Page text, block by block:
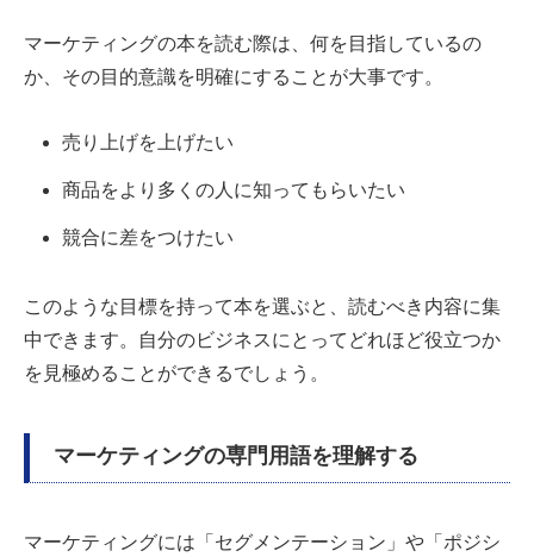
マーケティングの本を読む際は、何を目指しているの
か、その目的意識を明確にすることが大事です。
売り上げを上げたい
商品をより多くの人に知ってもらいたい
競合に差をつけたい
このような目標を持って本を選ぶと、読むべき内容に集
中できます。自分のビジネスにとってどれほど役立つか
を見極めることができるでしょう。
マーケティングの専門用語を理解する
マーケティングには「セグメンテーション」や「ポジシ